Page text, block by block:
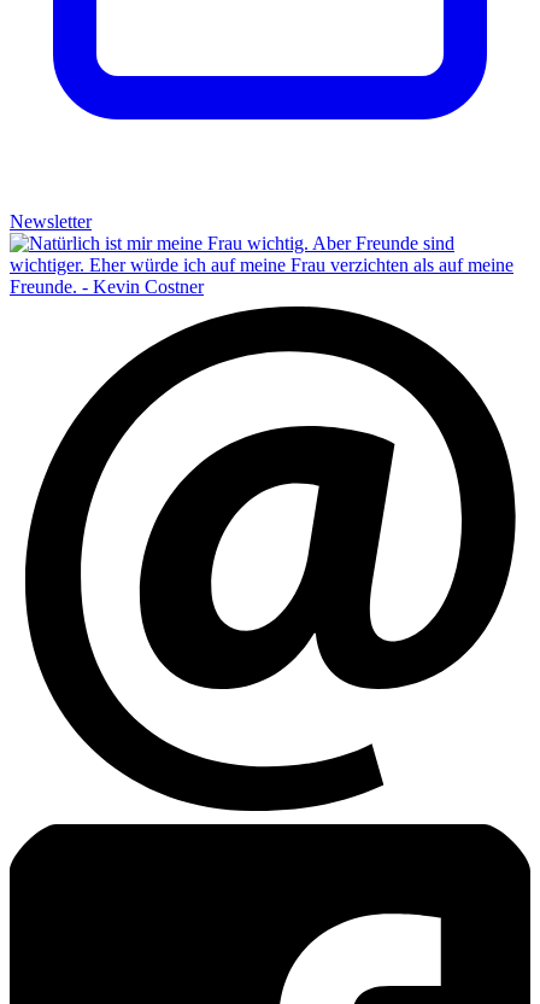
Newsletter